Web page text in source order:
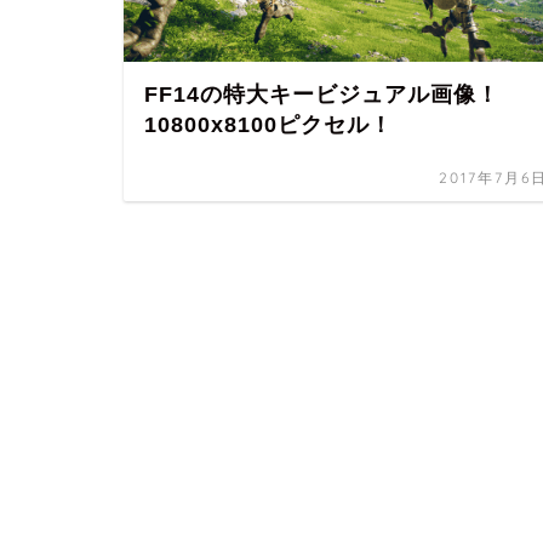
FF14の特大キービジュアル画像！
10800x8100ピクセル！
2017年7月6